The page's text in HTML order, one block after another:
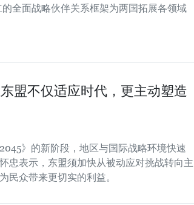
全面战略伙伴关系框架为两国拓展各领域
盟不仅适应时代，更主动塑造
》的新阶段，地区与国际战略环境快速
忠表示，东盟须加快从被动应对挑战转向主
民众带来更切实的利益。